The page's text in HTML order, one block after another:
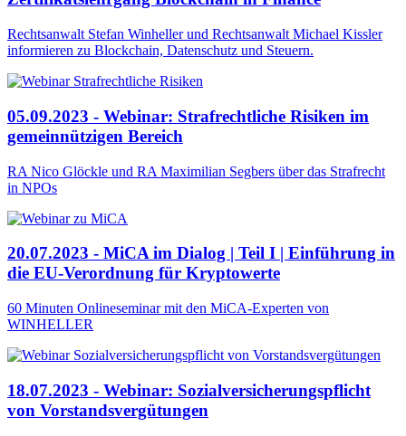
Rechtsanwalt Stefan Winheller und Rechtsanwalt Michael Kissler
informieren zu Blockchain, Datenschutz und Steuern.
05.09.2023 - Webinar: Strafrechtliche Risiken im
gemeinnützigen Bereich
RA Nico Glöckle und RA Maximilian Segbers über das Strafrecht
in NPOs
20.07.2023 - MiCA im Dialog | Teil I | Einführung in
die EU-Verordnung für Kryptowerte
60 Minuten Onlineseminar mit den MiCA-Experten von
WINHELLER
18.07.2023 - Webinar: Sozialversicherungspflicht
von Vorstandsvergütungen